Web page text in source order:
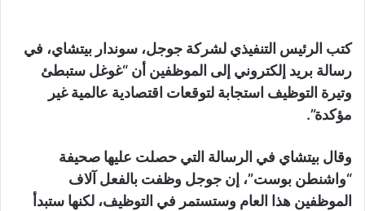
كتب الرئيس التنفيذي لشركة جوجل، سوندار بيتشاي، في
رسالة بريد إلكتروني إلى الموظفين أن “غوغل ستبطئ
وتيرة التوظيف استجابة لتوقعات اقتصادية عالمية غير
مؤكدة”.
وقال بيتشاي في الرسالة التي حصلت عليها صحيفة
“واشنطن بوست”، إن جوجل وظفت بالفعل آلاف
الموظفين هذا العام وستستمر في التوظيف، لكنها ستبدأ